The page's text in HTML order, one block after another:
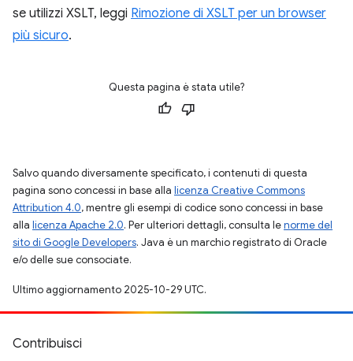
se utilizzi XSLT, leggi Rimozione di XSLT per un browser
più sicuro.
Questa pagina è stata utile?
Salvo quando diversamente specificato, i contenuti di questa
pagina sono concessi in base alla licenza Creative Commons
Attribution 4.0, mentre gli esempi di codice sono concessi in base
alla licenza Apache 2.0. Per ulteriori dettagli, consulta lenorme del
sito di Google Developers. Java è un marchio registrato di Oracle
e/o delle sue consociate.
Ultimo aggiornamento 2025-10-29 UTC.
Contribuisci